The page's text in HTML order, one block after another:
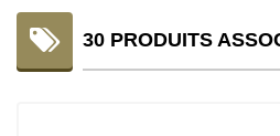
30 PRODUITS